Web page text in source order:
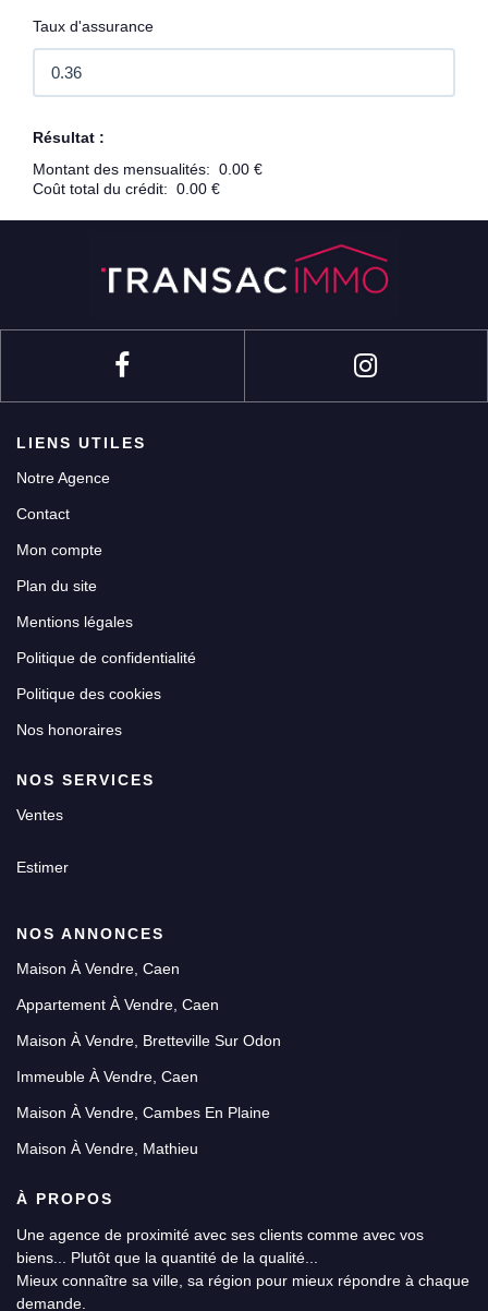
Taux d'assurance
Résultat :
Montant des mensualités: 0.00 €
Coût total du crédit: 0.00 €
LIENS UTILES
Notre Agence
Contact
Mon compte
Plan du site
Mentions légales
Politique de confidentialité
Politique des cookies
Nos honoraires
NOS SERVICES
Ventes
Estimer
NOS ANNONCES
Maison À Vendre, Caen
Appartement À Vendre, Caen
Maison À Vendre, Bretteville Sur Odon
Immeuble À Vendre, Caen
Maison À Vendre, Cambes En Plaine
Maison À Vendre, Mathieu
À PROPOS
Une agence de proximité avec ses clients comme avec vos
biens... Plutôt que la quantité de la qualité...
Mieux connaître sa ville, sa région pour mieux répondre à chaque
demande.